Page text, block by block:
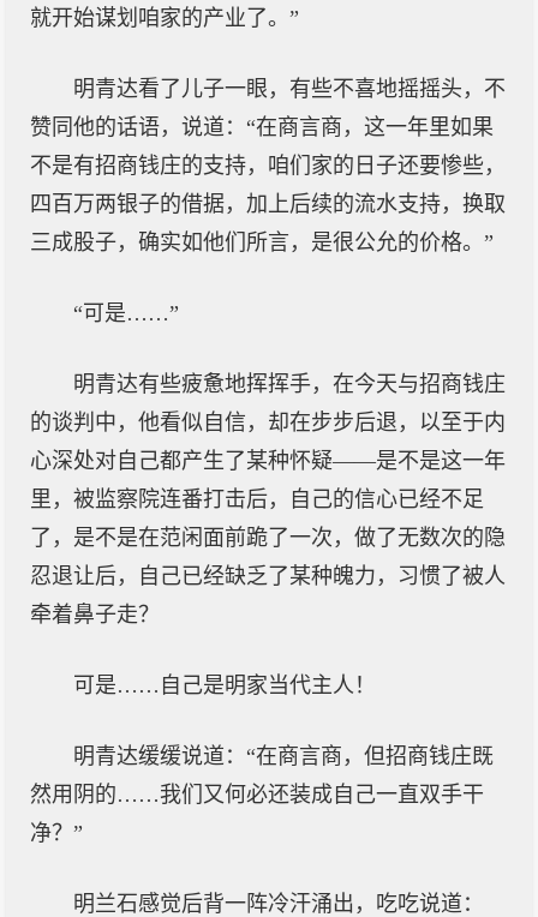
就开始谋划咱家的产业了。”
明青达看了儿子一眼，有些不喜地摇摇头，不
赞同他的话语，说道：“在商言商，这一年里如果
不是有招商钱庄的支持，咱们家的日子还要惨些，
四百万两银子的借据，加上后续的流水支持，换取
三成股子，确实如他们所言，是很公允的价格。”
“可是……”
明青达有些疲惫地挥挥手，在今天与招商钱庄
的谈判中，他看似自信，却在步步后退，以至于内
心深处对自己都产生了某种怀疑——是不是这一年
里，被监察院连番打击后，自己的信心已经不足
了，是不是在范闲面前跪了一次，做了无数次的隐
忍退让后，自己已经缺乏了某种魄力，习惯了被人
牵着鼻子走？
可是……自己是明家当代主人！
明青达缓缓说道：“在商言商，但招商钱庄既
然用阴的……我们又何必还装成自己一直双手干
净？”
明兰石感觉后背一阵冷汗涌出，吃吃说道：